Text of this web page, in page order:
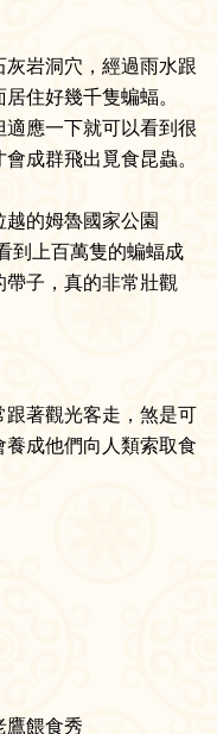
岩洞穴，經過雨水跟
住好幾千隻蝙蝠。
應一下就可以看到很
成群飛出覓食昆蟲。
的姆魯國家公園
到上百萬隻的蝙蝠成
子，真的非常壯觀
著觀光客走，煞是可
成他們向人類索取食
鷹餵食秀